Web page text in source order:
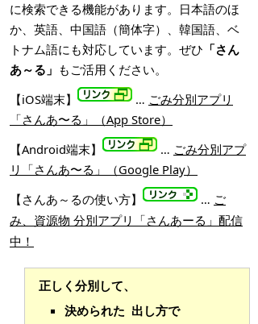
に検索できる機能があります。日本語のほ
か、英語、中国語（簡体字）、韓国語、ベ
トナム語にも対応しています。ぜひ 「さん
あ～る」 もご活用ください。
【iOS端末】
… ごみ分別アプリ
「さんあ〜る」（App Store）
【Android端末】
… ごみ分別アプ
リ「さんあ〜る」（Google Play）
【さんあ～るの使い方】
… ご
み、資源物 分別アプリ「さんあーる」配信
中！
正しく分別して、
決められた 出し方で